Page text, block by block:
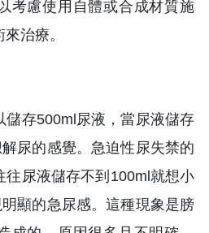
考慮使用自體或合成材質施
治療。
儲存500ml尿液，當尿液儲存
尿的感覺。急迫性尿失禁的
往尿液儲存不到100ml就想小
顯的急尿感。這種現象是膀